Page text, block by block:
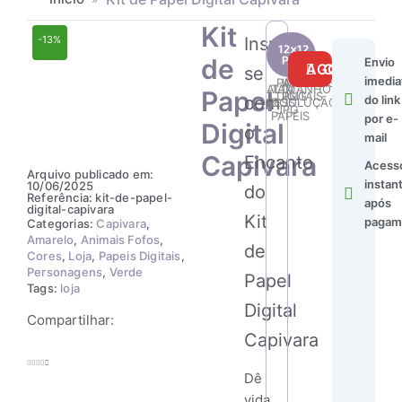
-13%
Arquivo publicado em:
10/06/2025
Referência: kit-de-papel-
digital-capivara
Categorias:Capivara,
Amarelo, Animais Fofos,
Cores, Loja, Papeis Digitais,
Personagens, Verde
Tags: loja
Compartilhar:
Kit
de
Papel
Digital
Capivara
Inspire-
se
com
o
Encanto
do
Kit
de
Papel
Digital
Capivara
Dê
ALTA
RESOLUÇÃO
TAMANHO
DOS
PAPÉIS
24
PAPÉIS
DIGITAIS
JPG
35
IMAGENS
PNG
Kit
de
Papel
Digital
Capivara
COMPRAR AGORA
Envio
do link
por e-
mail
após